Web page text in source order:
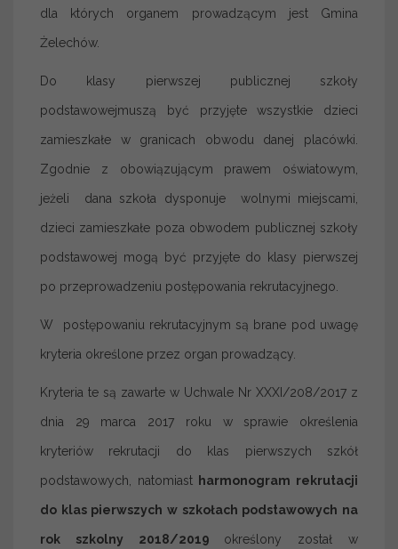
dla których organem prowadzącym jest Gmina
Żelechów.
Do klasy pierwszej publicznej szkoły
podstawowejmuszą być przyjęte wszystkie dzieci
zamieszkałe w granicach obwodu danej placówki.
Zgodnie z obowiązującym prawem oświatowym,
jeżeli dana szkoła dysponuje wolnymi miejscami,
dzieci zamieszkałe poza obwodem publicznej szkoły
podstawowej mogą być przyjęte do klasy pierwszej
po przeprowadzeniu postępowania rekrutacyjnego.
W postępowaniu rekrutacyjnym są brane pod uwagę
kryteria określone przez organ prowadzący.
Kryteria te są zawarte w Uchwale Nr XXXI/208/2017 z
dnia 29 marca 2017 roku w sprawie określenia
kryteriów rekrutacji do klas pierwszych szkół
podstawowych, natomiast harmonogram rekrutacji
do klas pierwszych w szkołach podstawowych na
rok szkolny 2018/2019 określony został w